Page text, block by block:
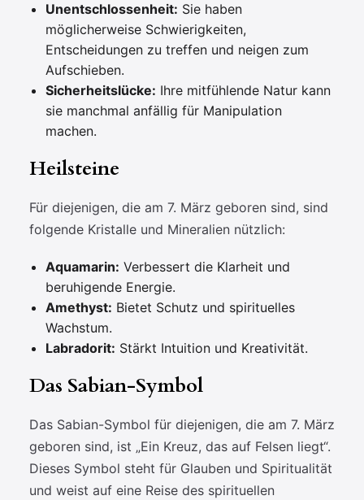
Unentschlossenheit: Sie haben
möglicherweise Schwierigkeiten,
Entscheidungen zu treffen und neigen zum
Aufschieben.
Sicherheitslücke: Ihre mitfühlende Natur kann
sie manchmal anfällig für Manipulation
machen.
Heilsteine
Für diejenigen, die am 7. März geboren sind, sind
folgende Kristalle und Mineralien nützlich:
Aquamarin: Verbessert die Klarheit und
beruhigende Energie.
Amethyst: Bietet Schutz und spirituelles
Wachstum.
Labradorit: Stärkt Intuition und Kreativität.
Das Sabian-Symbol
Das Sabian-Symbol für diejenigen, die am 7. März
geboren sind, ist „Ein Kreuz, das auf Felsen liegt“.
Dieses Symbol steht für Glauben und Spiritualität
und weist auf eine Reise des spirituellen